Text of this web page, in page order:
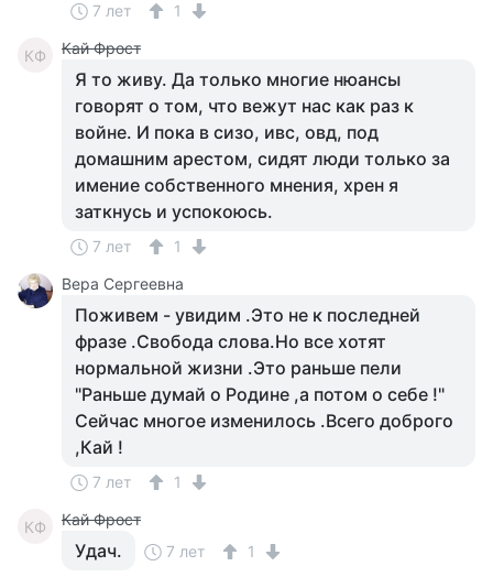
7 лет 1
КФ Кай Фрост
Я то живу. Да только многие нюансы
говорят о том, что вежут нас как раз к
войне. И пока в сизо, ивс, овд, под
домашним арестом, сидят люди только за
имение собственного мнения, хрен я
заткнусь и успокоюсь.
7 лет
1
Вера Сергеевна
Поживем - увидим .Это не к последней
фразе .Свобода слова.Но все хотят
нормальной жизни .Это раньше пели
"Раньше думай о Родине ,а потом о себе !"
Сейчас многое изменилось .Всего доброго
,Кай !
7 лет 1
КФ Кай Фрост
Удач. 7 лет 1